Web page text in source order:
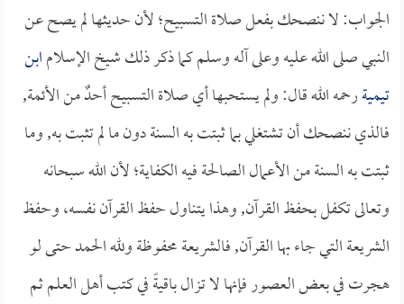
الجواب: لا ننصحك بفعل صلاة التسبيح؛ لأن حديثها لم يصح عن
النبي صلى الله عليه وعلى آله وسلم كما ذكر ذلك شيخ الإسلامابن
تيميةرحمه الله قال: ولم يستحبها أي صلاة التسبيح أحدٌ من الأئمة,
فالذي ننصحك أن تشتغلي بما ثبتت به السنة دون ما لم تثبت به, وما
ثبتت به السنة من الأعمال الصالحة فيه الكفاية؛ لأن الله سبحانه
وتعالى تكفل بحفظ القرآن, وهذا يتناول حفظ القرآن نفسه، وحفظ
الشريعة التي جاء بها القرآن, فالشريعة محفوظة ولله الحمد حتى لو
هجرت في بعض العصور فإنها لا تزال باقيةً في كتب أهل العلم ثم